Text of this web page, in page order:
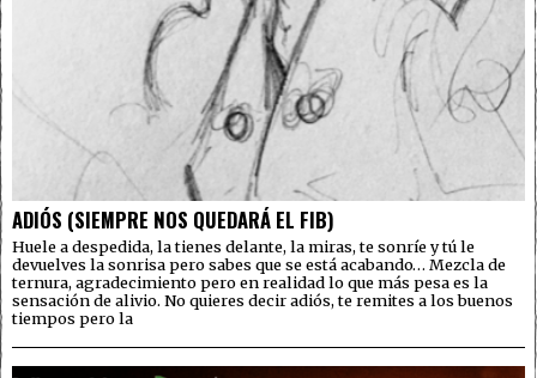
ADIÓS (SIEMPRE NOS QUEDARÁ EL FIB)
Huele a despedida, la tienes delante, la miras, te sonríe y tú le
devuelves la sonrisa pero sabes que se está acabando… Mezcla de
ternura, agradecimiento pero en realidad lo que más pesa es la
sensación de alivio. No quieres decir adiós, te remites a los buenos
tiempos pero la